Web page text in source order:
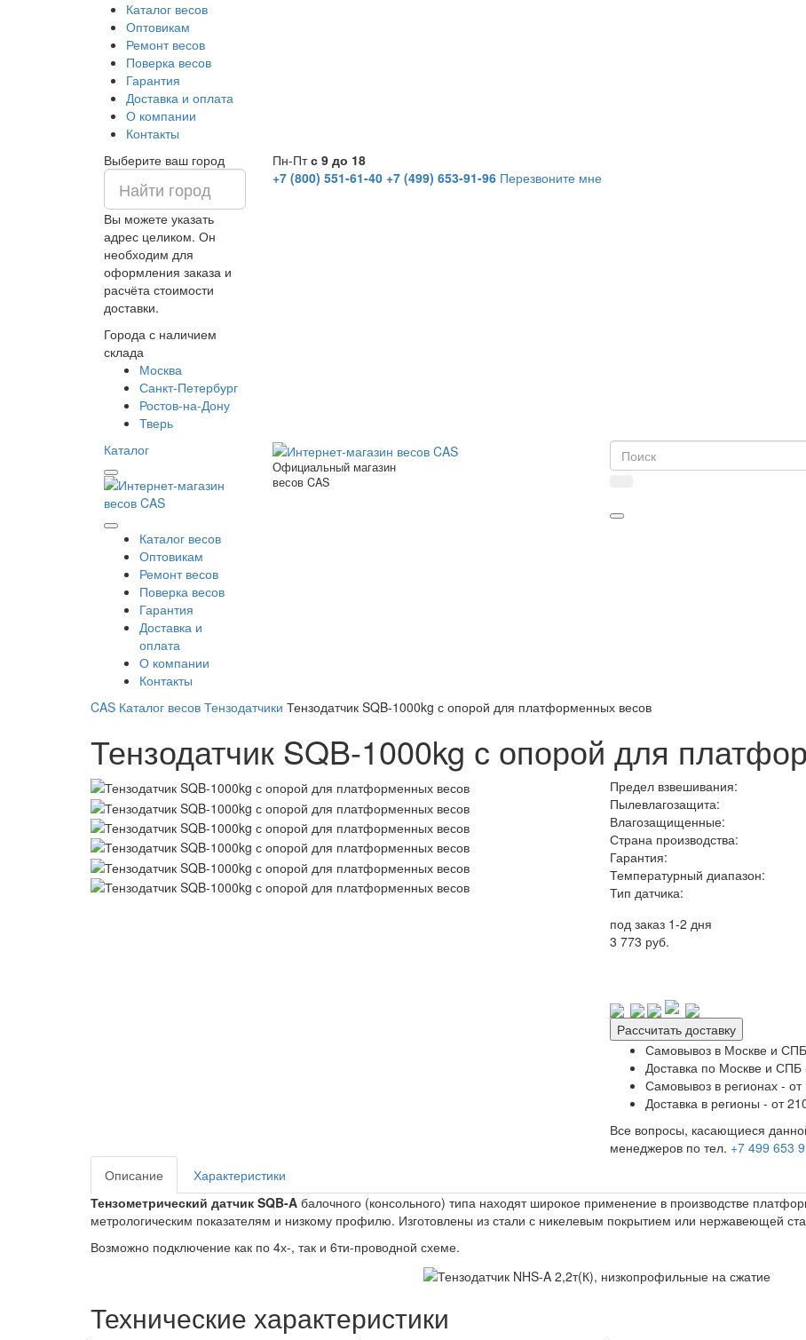
Каталог весов
Оптовикам
Ремонт весов
Поверка весов
Гарантия
Доставка и оплата
О компании
Контакты
Выберите ваш город
Вы можете указать
адрес целиком. Он
необходим для
оформления заказа и
расчёта стоимости
доставки.
Города с наличием
склада
Москва
Санкт-Петербург
Ростов-на-Дону
Тверь
Пн-Птс 9 до 18
+7 (800) 551-61-40 +7 (499) 653-91-96 Перезвоните мне
Каталог
Каталог весов
Оптовикам
Ремонт весов
Поверка весов
Гарантия
Доставка и
оплата
О компании
Контакты
Официальный магазин
весов CAS
CAS Каталог весов Тензодатчики Тензодатчик SQB-1000kg с опорой для платформенных весов
Тензодатчик SQB-1000kg с опорой для
Предел взвешивания:
Пылевлагозащита:
Влагозащищенные:
Страна производства:
Гарантия:
Температурный диапазон:
Тип датчика:
под заказ 1-2 дня
3 773 руб.
Рассчитать доставку
Самовывоз в Москве и
Доставка по Москве и СПБ
Самовывоз в регионах - от
Доставка в регионы - от
Все вопросы, касающиеся
менеджеров по тел. +7 499 653
Описание
Характеристики
Тензометрический датчик SQB-A балочного (консольного) типа находят широкое применение в производстве
метрологическим показателям и низкому профилю. Изготовлены из стали с никелевым покрытием или нержавеющей
Возможно подключение как по 4х-, так и 6ти-проводной схеме.
Технические характеристики